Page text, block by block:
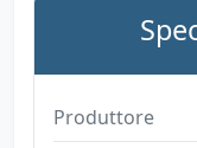
Produttore